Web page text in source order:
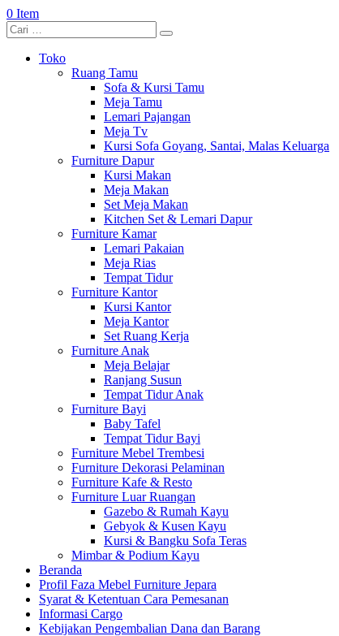
0 Item
Toko
Ruang Tamu
Sofa & Kursi Tamu
Meja Tamu
Lemari Pajangan
Meja Tv
Kursi Sofa Goyang, Santai, Malas Keluarga
Furniture Dapur
Kursi Makan
Meja Makan
Set Meja Makan
Kitchen Set & Lemari Dapur
Furniture Kamar
Lemari Pakaian
Meja Rias
Tempat Tidur
Furniture Kantor
Kursi Kantor
Meja Kantor
Set Ruang Kerja
Furniture Anak
Meja Belajar
Ranjang Susun
Tempat Tidur Anak
Furniture Bayi
Baby Tafel
Tempat Tidur Bayi
Furniture Mebel Trembesi
Furniture Dekorasi Pelaminan
Furniture Kafe & Resto
Furniture Luar Ruangan
Gazebo & Rumah Kayu
Gebyok & Kusen Kayu
Kursi & Bangku Sofa Teras
Mimbar & Podium Kayu
Beranda
Profil Faza Mebel Furniture Jepara
Syarat & Ketentuan Cara Pemesanan
Informasi Cargo
Kebijakan Pengembalian Dana dan Barang